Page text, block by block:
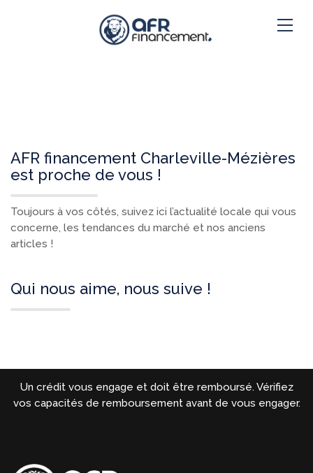
AFR financement Charleville-Mézières
est proche de vous !
Toujours à vos côtés, suivez ici l’actualité locale qui vous
concerne, les tendances du marché et nos anciens
articles !
Qui nous aime, nous suive !
Un crédit vous engage et doit être remboursé. Vérifiez
vos capacités de remboursement avant de vous engager.